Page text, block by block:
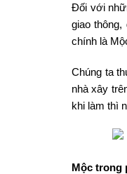
Đối với
giao
chính là
Chúng ta
nhà xây
khi làm thì
Mộc trong